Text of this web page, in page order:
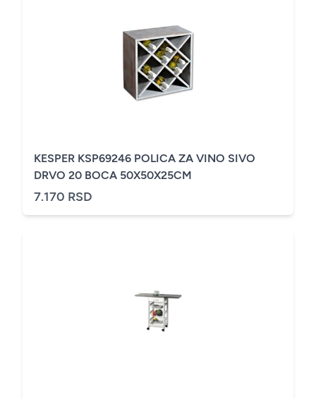
KESPER KSP69246 POLICA ZA VINO SIVO
DRVO 20 BOCA 50X50X25CM
7.170 RSD